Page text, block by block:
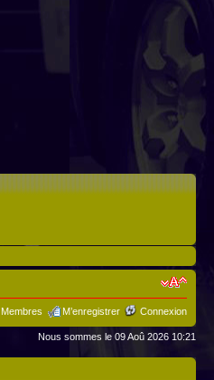
Membres M’enregistrer Connexion
Nous sommes le 09 Aoû 2026 10:21